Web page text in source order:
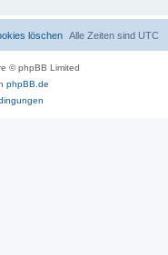
Alle Zeiten sind UTC
löschen
© phpBB Limited
phpBB.de